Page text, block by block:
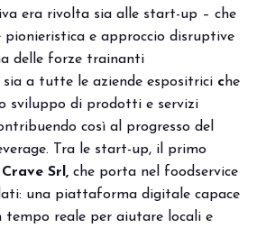
era rivolta sia alle start-up – che
pionieristica e approccio disruptive
delle forze trainanti
sia a tutte le aziende espositrici che
sviluppo di prodotti e servizi
così al progresso del
Tra le start-up, il primo
Crave Srl, che porta nel foodservice
una piattaforma digitale capace
tempo reale per aiutare locali e